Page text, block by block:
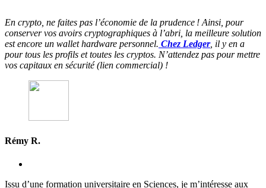
En crypto, ne faites pas l’économie de la prudence ! Ainsi, pour
conserver vos avoirs cryptographiques à l’abri, la meilleure solution
est encore un wallet hardware personnel. Chez Ledger, il y en a
pour tous les profils et toutes les cryptos. N’attendez pas pour mettre
vos capitaux en sécurité (lien commercial) !
Rémy R.
Issu d’une formation universitaire en Sciences, je m’intéresse aux